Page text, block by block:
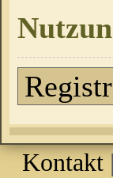
Kontakt |